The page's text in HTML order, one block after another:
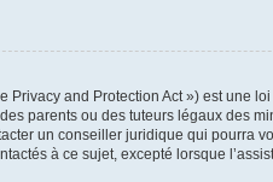
Privacy and Protection Act ») est une
parents ou des tuteurs légaux des
un conseiller juridique qui pourra
à ce sujet, excepté lorsque